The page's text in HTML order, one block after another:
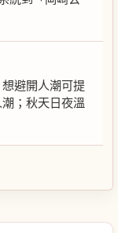
避開人潮可提
；秋天日夜溫